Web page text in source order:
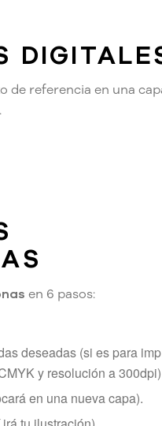
de referencia en una
en 6 pasos:
deseadas (si es para
y resolución a
en una nueva capa).